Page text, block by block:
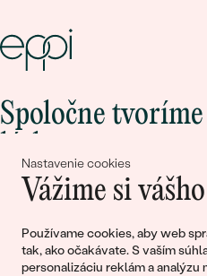
Nastavenie cookies
Vážime si
Používame cookies, aby web
tak, ako očakávate. S vaším
personalizáciu reklám a analýzu
Spoločne
Pripojte sa k nám!